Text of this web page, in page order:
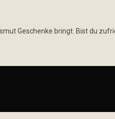
Geschenke bringt. Bist du